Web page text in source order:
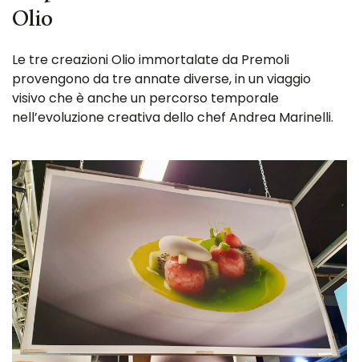
Olio
Le tre creazioni Olio immortalate da Premoli
provengono da tre annate diverse, in un viaggio
visivo che è anche un percorso temporale
nell’evoluzione creativa dello chef Andrea Marinelli.